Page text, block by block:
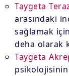
Taygeta
arasındaki
sağlamak
deha olarak
Taygeta